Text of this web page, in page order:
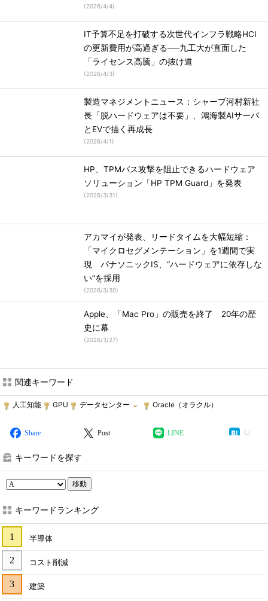
(2026/4/4)
IT予算不足を打破する次世代インフラ戦略HCI
の更新費用が高過ぎる──九工大が直面した
「ライセンス高騰」の抜け道
(2026/4/3)
製造マネジメントニュース：シャープ河村新社
長「脱ハードウェアは不要」、鴻海製AIサーバ
とEVで描く再成長
(2026/4/1)
HP、TPMバス攻撃を阻止できるハードウェア
ソリューション「HP TPM Guard」を発表
(2026/3/31)
アカマイが発表、リードタイムを大幅短縮：
「マイクロセグメンテーション」を1週間で実
現 パナソニックIS、“ハードウェアに依存しな
い”を採用
(2026/3/30)
Apple、「Mac Pro」の販売を終了 20年の歴
史に幕
(2026/3/27)
関連キーワード
人工知能 GPU データセンター Oracle（オラクル）
Share Post LINE
キーワードを探す
移動
キーワードランキング
半導体
コスト削減
建築